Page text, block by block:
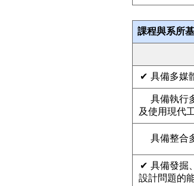
課程與系所
✔ 具備多媒
具備執行
及使用現代
具備整合
✔ 具備發掘
設計問題的